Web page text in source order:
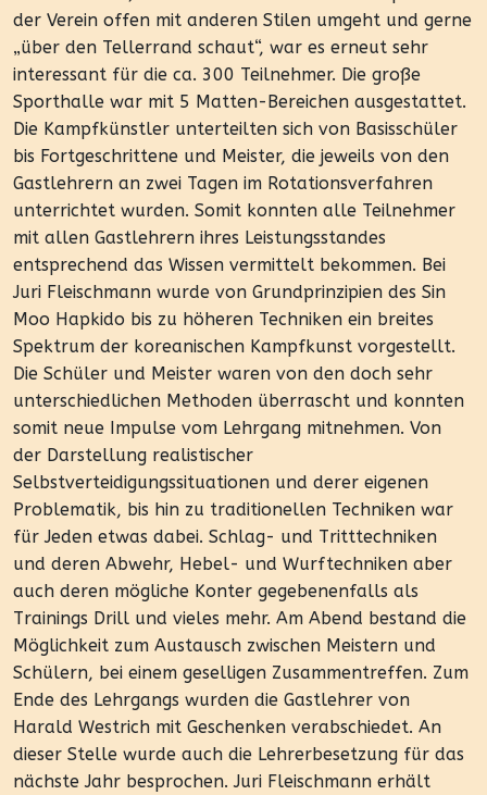
der Verein offen mit anderen Stilen umgeht und gerne
„über den Tellerrand schaut“, war es erneut sehr
interessant für die ca. 300 Teilnehmer. Die große
Sporthalle war mit 5 Matten-Bereichen ausgestattet.
Die Kampfkünstler unterteilten sich von Basisschüler
bis Fortgeschrittene und Meister, die jeweils von den
Gastlehrern an zwei Tagen im Rotationsverfahren
unterrichtet wurden. Somit konnten alle Teilnehmer
mit allen Gastlehrern ihres Leistungsstandes
entsprechend das Wissen vermittelt bekommen. Bei
Juri Fleischmann wurde von Grundprinzipien des Sin
Moo Hapkido bis zu höheren Techniken ein breites
Spektrum der koreanischen Kampfkunst vorgestellt.
Die Schüler und Meister waren von den doch sehr
unterschiedlichen Methoden überrascht und konnten
somit neue Impulse vom Lehrgang mitnehmen. Von
der Darstellung realistischer
Selbstverteidigungssituationen und derer eigenen
Problematik, bis hin zu traditionellen Techniken war
für Jeden etwas dabei. Schlag- und Tritttechniken
und deren Abwehr, Hebel- und Wurftechniken aber
auch deren mögliche Konter gegebenenfalls als
Trainings Drill und vieles mehr. Am Abend bestand die
Möglichkeit zum Austausch zwischen Meistern und
Schülern, bei einem geselligen Zusammentreffen. Zum
Ende des Lehrgangs wurden die Gastlehrer von
Harald Westrich mit Geschenken verabschiedet. An
dieser Stelle wurde auch die Lehrerbesetzung für das
nächste Jahr besprochen. Juri Fleischmann erhält